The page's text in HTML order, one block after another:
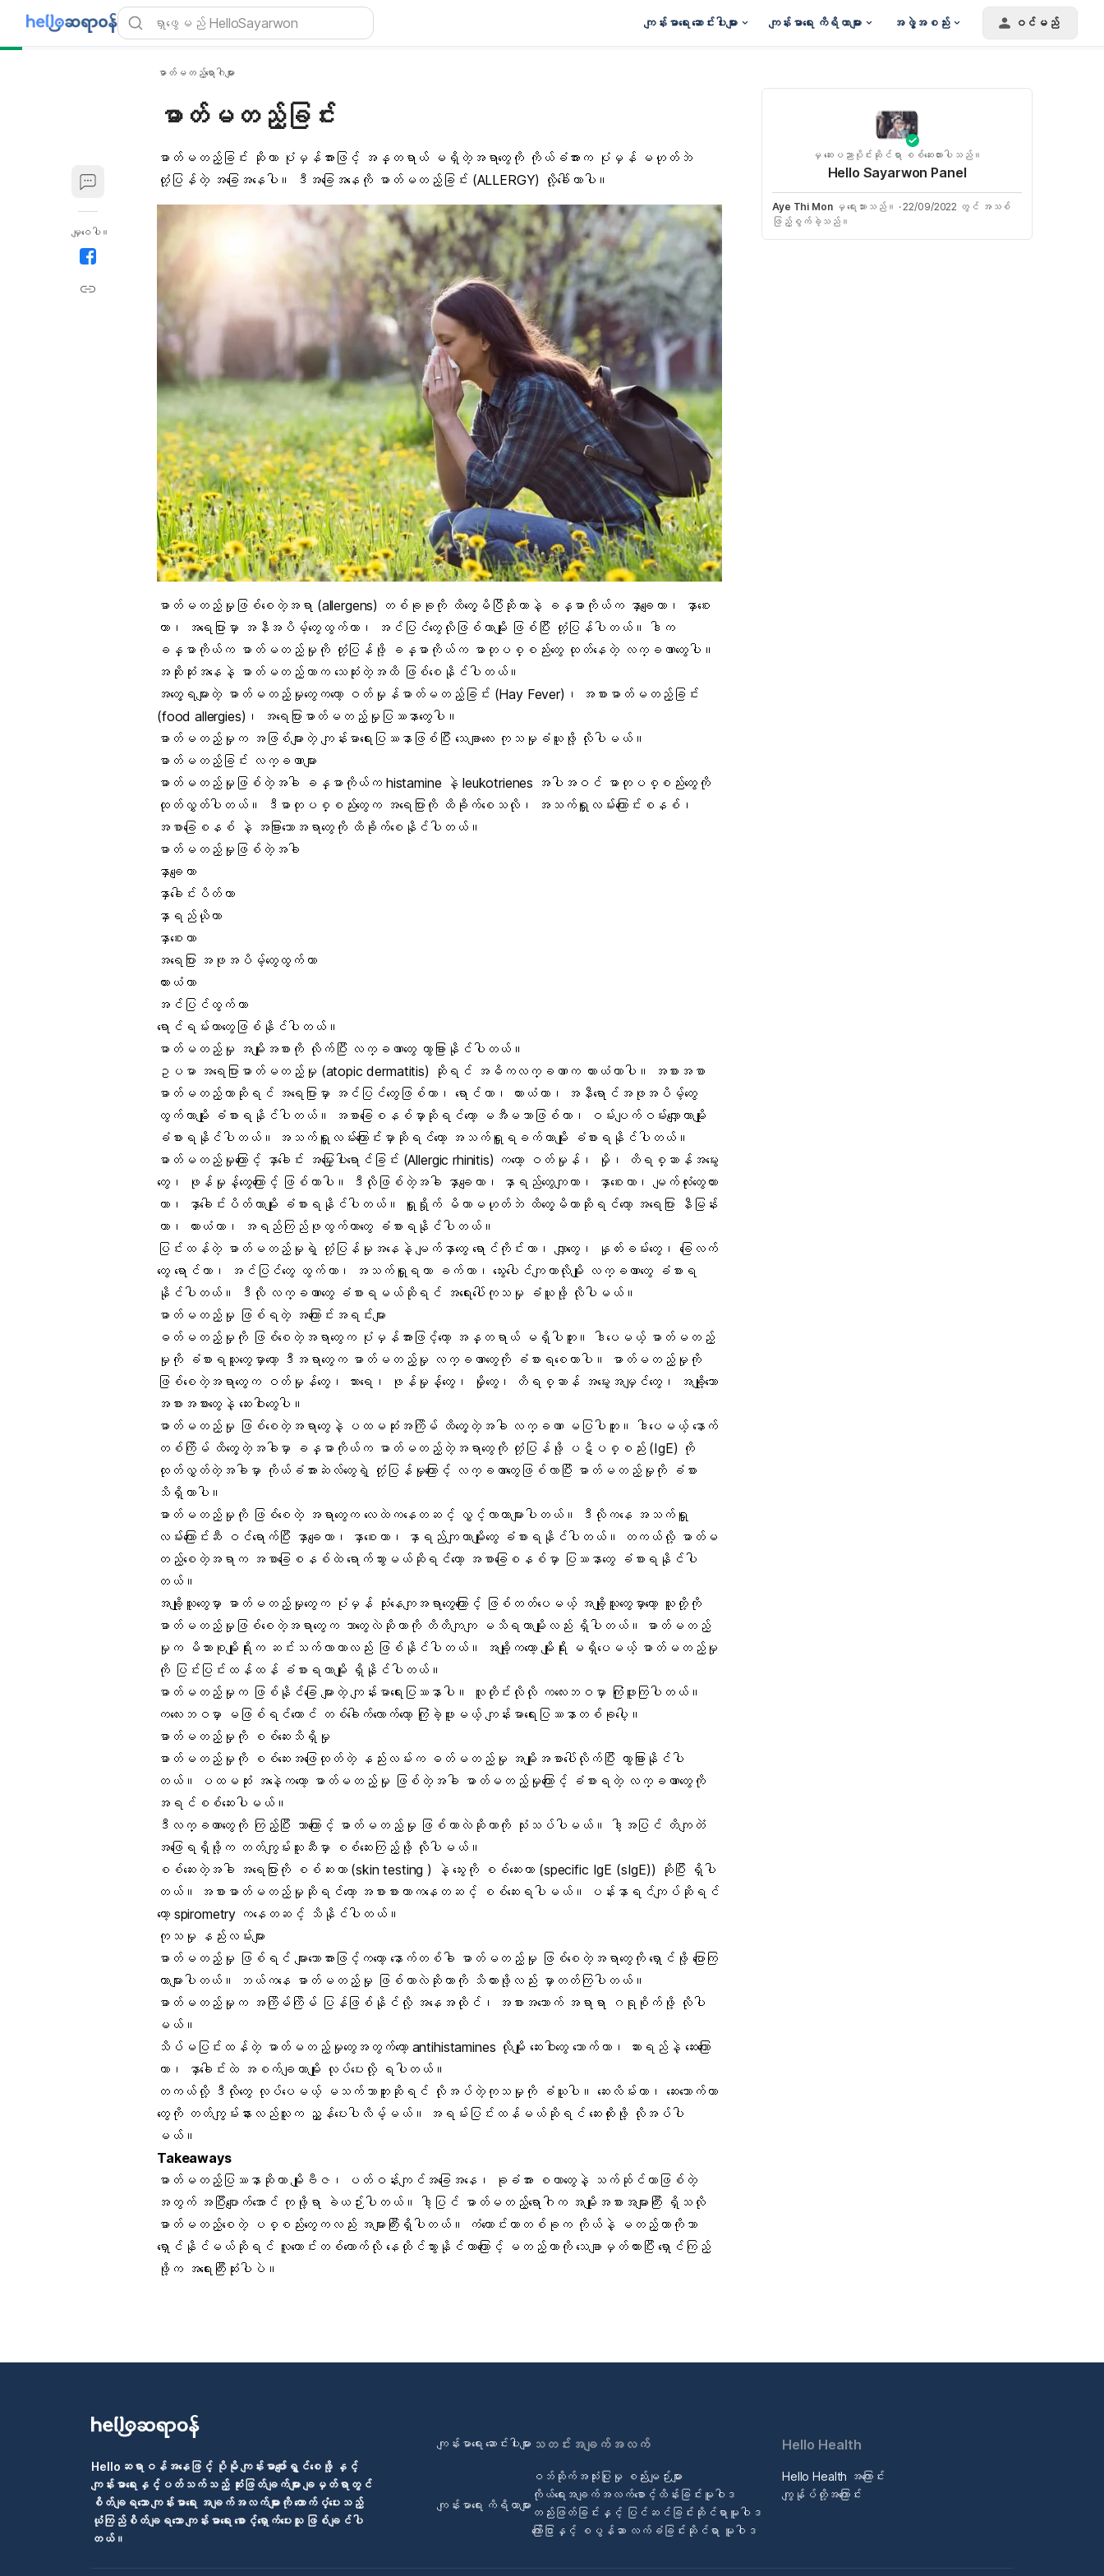
ကျန်းမာရေး ဆောင်းပါးများ ကျန်းမာရေး ကိရိယာများ အဖွဲ့အစည်း ဝင်မည်
မျှဝေပါ။
ဓာတ်မတည့်ရောဂါများ
ဓာတ်မတည့်ခြင်း
ဓာတ်မတည့်ခြင်း ဆိုတာ ပုံမှန်အားဖြင့် အန္တရာယ် မရှိတဲ့အရာတွေကို ကိုယ်ခံအားက ပုံမှန် မဟုတ်ဘဲ
တုံ့ပြန်တဲ့ အခြေအနေပါ။ ဒီအခြေအနေကို ဓာတ်မတည့်ခြင်း (ALLERGY) လို့ခေါ်တာပါ။
ဓာတ်မတည့်မှုဖြစ်စေတဲ့အရာ (allergens) တစ်ခုခုကို ထိတွေ့မိပြီဆိုတာနဲ့ ခန္ဓာကိုယ်က နှာချေတာ၊ နှာစေး
တာ၊
အရေပြား မှာ အနီအပိမ့်တွေထွက်တာ၊ အင်ပြင်တွေလိုဖြစ်တာမျိုး ဖြစ်ပြီး တုံ့ပြန်ပါတယ်။ ဒါက
ခန္ဓာကိုယ်က ဓာတ်မတည့်မှုကို တုံ့ပြန်ဖို့ ခန္ဓာကိုယ်က ဓာတုပစ္စည်းတွေ ထုတ်နေတဲ့ လက္ခဏာတွေပါ။
အဆိုးဆုံးအနေနဲ့ ဓာတ်မတည့်တာက သေဆုံးတဲ့အထိ ဖြစ်စေနိုင်ပါတယ်။
အတွေ့ရများတဲ့ ဓာတ်မတည့်မှုတွေကတော့ ဝတ်မှုန်ဓာတ်မတည့်ခြင်း (Hay Fever)၊ အစားဓာတ်မတည့်ခြင်း
(food allergies)၊ အရေပြားဓာတ်မတည့်မှုပြဿနာတွေပါ။
ဓာတ်မတည့်မှုက အဖြစ်များတဲ့ ကျန်းမာရေးပြဿနာ ဖြစ်ပြီး သေချာလေး ကုသမှုခံယူဖို့ လိုပါမယ်။
ဓာတ်မတည့်ခြင်း လက္ခဏာများ
ဓာတ်မတည့်မှုဖြစ်တဲ့အခါ ခန္ဓာကိုယ်က histamine နဲ့ leukotrienes အပါအဝင် ဓာတုပစ္စည်းတွေကို
ထုတ်လွှတ်ပါတယ်။ ဒီဓာတုပစ္စည်းတွေက အရေပြားကို ထိခိုက်စေသလို၊ အသက်ရှူလမ်းကြောင်းစနစ်၊
အစာခြေစနစ် နဲ့ အခြားသောအရာတွေကို ထိခိုက်စေနိုင်ပါတယ်။
ဓာတ်မတည့်မှုဖြစ်တဲ့အခါ
နှာချေတာ
နှာခေါင်းပိတ်တာ
နှာရည်ယိုတာ
နှာစေးတာ
အရေပြား အဖုအပိမ့်တွေထွက်တာ
ယားယံတာ
အင်ပြင်ထွက်တာ
ရောင်ရမ်းတာတွေဖြစ်နိုင်ပါတယ်။
ဓာတ်မတည့်မှု အမျိုးအစားကို လိုက်ပြီး လက္ခဏာတွေ ကွာခြားနိုင်ပါတယ်။
ဥပမာ အရေပြားဓာတ်မတည့်မှု (atopic dermatitis) ဆိုရင် အဓိကလက္ခဏာက ယားယံတာပါ။ အစားအစာ
ဓာတ်မတည့်တာဆိုရင် အရေပြားမှာ အင်ပြင်တွေဖြစ်တာ၊ ရောင်တာ၊ ယားယံတာ၊ အနီရောင်အဖုအပိမ့်တွေ
ထွက်တာမျိုး ခံစားရနိုင်ပါတယ်။ အစာခြေစနစ်မှာဆိုရင်တော့ မအီမသာဖြစ်တာ၊ ဝမ်းပျက်ဝမ်းလျှောတာမျိုး
ခံစားရနိုင်ပါတယ်။ အသက်ရှူလမ်း​ကြောင်းမှာဆိုရင်တော့ အသက်ရှူရခက်တာမျိုး ခံစားရနိုင်ပါတယ်။
ဓာတ်မတည့်မှုကြောင့် နှာခေါင်း အမြှေးပါးရောင်ခြင်း (Allergic rhinitis) ကတော့ ဝတ်မှုန်၊ မှို၊ တိရစ္ဆာန်အမွေး
တွေ၊ ဖုန်မှုန့်တွေကြောင့် ဖြစ်တာပါ။ ဒီလိုဖြစ်တဲ့အခါ နှာချေတာ၊ နှာရည်တွေကျတာ၊ နှာစေးတာ၊ မျက်လုံးတွေယား
တာ၊ နှာခေါင်းပိတ်တာမျိုး ခံစားရနိုင်ပါတယ်။ ရှူရှိုက် မိတာမဟုတ်ဘဲ ထိတွေ့မိတာဆိုရင်တော့ အရေပြား နီမြန်း
တာ၊ ယားယံတာ၊ အရည်​ကြည်ဖုထွက်တာတွေ ခံစားရနိုင်ပါတယ်။
ပြင်းထန်တဲ့ ဓာတ်မတည့်မှုရဲ့ တုံ့ပြန်မှုအနေနဲ့ မျက်နှာတွေ ရောင်ကိုင်းတာ၊ လျှာတွေ၊ နှုတ်းခမ်းတွေ၊ ခြေလက်
တွေ ရောင်တာ၊ အင်ပြင်တွေ ထွက်တာ၊ အသက်ရှူရတာ ခက်တာ၊ သွေးပေါင်ကျတာလိုမျိုး လက္ခဏာတွေ ခံစားရ
နိုင်ပါတယ်။ ဒီလို လက္ခဏာတွေ ခံစားရမယ်ဆိုရင် အရေးပေါ်ကုသမှု ခံယူဖို့ လိုပါမယ်။
ဓာတ်မတည့်မှု ဖြစ်ရတဲ့ အကြောင်းအရင်းများ
ဓတ်မတည့်မှုကို ဖြစ်စေတဲ့အရာတွေက ပုံမှန်အားဖြင့်တော့ အန္တရာယ် မရှိပါဘူး။ ဒါပေမယ့် ဓာတ်မတည့်
မှုကို ခံစားရသူတွေမှာတော့ ဒီအရာတွေက ဓာတ်မတည့်မှု လက္ခဏာတွေကို ခံစားရစေတာပါ။ ဓာတ်မတည့်မှုကို
ဖြစ်စေတဲ့အရာတွေက ဝတ်မှုန်တွေ၊ သားရေ၊ ဖုန်မှုန့်တွေ၊ မှိုတွေ၊ တိရစ္ဆာန် အမွေးအမျှင်တွေ၊ အချို့သော
အစားအစားတွေနဲ့ ဆေးဝါးတွေပါ။
ဓာတ်မတည့်မှု ဖြစ်စေတဲ့အရာတွေနဲ့ ပထမဆုံးအကြိမ် ထိတွေ့တဲ့အခါ လက္ခဏာ မပြပါဘူး။ ဒါပေမယ့် နောက်
တစ်ကြိမ် ထိတွေ့တဲ့အခါမှာ ခန္ဓာကိုယ်က ဓာတ်မတည့်တဲ့အရာတွေကို တုံ့ပြန်ဖို့ ပဋိပစ္စည်း (IgE) ကို
ထုတ်လွှတ်တဲ့အခါမှာ ကိုယ်ခံအားဆဲလ်တွေရဲ့ တုံ့ပြန်မှုကြောင့် လက္ခဏာတွေဖြစ်လာပြီး ဓာတ်မတည့်မှုကို ခံစား
သိရှိတာပါ။
ဓာတ်မတည့်မှုကို ဖြစ်စေတဲ့ အရာတွေက လေထဲကနေတဆင့် လွှင့်လာတာများပါတယ်။ ဒီလိုကနေ အသက်ရှူ
လမ်းကြောင်း ဆီ ဝင်ရောက်ပြီး နှာချေတာ၊ နှာစေးတာ၊ နှာရည်ကျတာမျိုးတွေ ခံစားရနိုင်ပါတယ်။ တကယ်လို့ ဓာတ်မ
တည့်စေတဲ့အရာက အစာခြေစနစ်ထဲ ရောက်သွားမယ်ဆိုရင်တော့ အစာ​ခြေစနစ်မှာ ပြဿနာတွေ ခံစားရနိုင်ပါ
တယ်။
အချို့သူတွေမှာ ဓာတ်မတည့်မှုတွေက ပုံမှန် သုံးနေကျအရာတွေကြောင့် ဖြစ်တတ်ပေမယ့် အချို့သူတွေမှာတော့ သူတို့ကို
ဓာတ်မတည့်မှုဖြစ်စေတဲ့အရာတွေက ဘာတွေလဲဆိုတာကို တိတိကျကျ မသိရတာမျိုးလည်း ရှိပါတယ်။ ဓာတ်မတည့်
မှုက မိသားစုမျိုးရိုးက ဆင်းသက်လာတာလည်း ဖြစ်နိုင်ပါတယ်။ အချို့ကတော့ မျိုးရိုး မရှိပေမယ့် ဓာတ်မတည့်မှု
ကို ပြင်းပြင်းထန်ထန် ခံစားရတာမျိုး ရှိနိုင်ပါတယ်။
ဓာတ်မတည့်မှုက ဖြစ်နိုင်ခြေ များတဲ့ ကျန်းမာရေးပြဿနာပါ။ လူတိုင်းလိုလို ကလေးဘဝမှာ ကြုံဖူးကြပါတယ်။
ကလေးဘဝမှာ မဖြစ်ရင်တောင် တစ်ခေါက်လောက်တော့ ကြုံခဲ့ဖူးမယ့် ကျန်းမာရေးပြဿနာတစ်ခုပေါ့။
ဓာတ်မတည့်မှုကို စစ်ဆေးသိရှိမှု
ဓာတ်မတည့်မှုကို စစ်ဆေးအဖြေထုတ်တဲ့ နည်းလမ်းက ဓတ်မတည့်မှု အမျိုးအစာပေါ်လိုက်ပြီး ကွာခြားနိုင်ပါ
တယ်။ ပထမဆုံး အနေဲ့ကတော့ ဓာတ်မတည့်မှု ဖြစ်တဲ့အခါ ဓာတ်မတည့်မှုကြောင့် ခံစားရတဲ့ လက္ခဏာတွေကို
အရင်စစ်ဆေးပါမယ်။
ဒီလက္ခဏာတွေကို ကြည့်ပြီး ဘာကြောင့် ဓာတ်မတည့်မှု ဖြစ်တာလဲဆိုတာကို သုံးသပ်ပါမယ်။ ဒါ့အပြင် တိကျတဲံ
အဖြေရရှိဖို့က တတ်ကျွမ်းသူဆီမှာ စစ်ဆေးကြည့်ဖို့ လိုပါမယ်။
စစ်ဆေးတဲ့အခါ အရေပြားကို စစ်ဆးတာ (skin testing ) နဲ့ သွေးကို စစ်ဆေးတာ (specific IgE (sIgE)) ဆိုပြီး ရှိပါ
တယ်။ အစားဓာတ်မတည့်မှုဆိုရင်တော့ အစားစားတာကနေတဆင့် စစ်ဆေးရပါမယ်။
ပန်းနာရင်ကျပ် ဆိုရင်
တော့ spirometry ကနေတဆင့် သိနိုင်ပါတယ်။
ကုသမှု နည်းလမ်းများ
ဓာတ်မတည့်မှု ဖြစ်ရင် များသောအားဖြင့်ကတော့ နောက်တစ်ခါ ဓာတ်မတည့်မှု ဖြစ်စေတဲ့အရာတွေကို ရှောင်ဖို့ ပြောကြ
တာများပါတယ်။ ဘယ်ကနေ ဓာတ်မတည့်မှု ဖြစ်တာလဲဆိုတာကို သိထားဖို့လည်း မှာတတ်ကြပါတယ်။
ဓာတ်မတည့်မှုက အကြိမ်ကြိမ် ပြန်ဖြစ်နိုင်လို့ အနေအထိုင်၊ အစားအသောက် အရာရာ ဂရုစိုက်ဖို့ လိုပါ
မယ်။
သိပ်မပြင်းထန်တဲ့ ဓာတ်မတည့်မှုတွေအတွက်တော့ antihistamines လိုမျိုး ဆေးဝါးတွေ သောက်တာ၊ ဆားရည်နဲ့ ဆေးကြော
တာ၊ နှာခေါင်းထဲ အစက်ချတာမျိုး လုပ်ပေးလို့ ရပါတယ်။
တကယ်လို့ ဒီလိုတွေ လုပ်ပေမယ့် မသက်သာဘူးဆိုရင် လိုအပ်တဲ့ကုသမှုကို ခံယူပါ။ ဆေးလိမ်းတာ၊ ဆေးသောက်တာ
တွေကို တတ်ကျွမ်းနားလည်သူက ညွှန်ပေးပါလိမ့်မယ်။ အရမ်းပြင်းထန်မယ်ဆိုရင် ဆေးထိုးဖို့ လိုအပ်ပါ
မယ်။
Takeaways
ဓာတ်မတည့်ပြဿနာဆိုတာ မျိုးဗီဇ၊ ပတ်ဝန်းကျင်အခြေအနေ၊ ခုခံအား စတာတွေနဲ့ သက်ဆ်ုင်တာဖြစ်တဲ့
အတွက် အပြီးပျောက်အောင် ကုဖို့ရာ ခဲယဉ်းပါတယ်။ ဒါ့ပြင် ဓာတ်မတည့်ရောဂါက အမျိုးအစားအများကြီး ရှိသလို
ဓာတ်မတည့်စေတဲ့ ပစ္စည်းတွေကလည်း အများကြီးရှိပါတယ်။ ကံကောင်းတာတစ်ခုက ကိုယ်နဲ့ မတည့်တာကိုသာ
ရှောင်နိုင်မယ်ဆိုရင် လူကောင်းတစ်ယောက်လို နေထိုင်သွားနိုင်တာကြောင့် မတည့်တာကို သေချာမှတ်ထားပြီး ရှောင်ကြည့်
ဖို့က အရေးကြီးဆုံးပါပဲ။
မှ ဆေးပညာပိုင်းဆိုင်ရာ စစ်ဆေးထားပါသည်။
Hello Sayarwon Panel
Aye Thi Monမှ ရေးသားသည်။ ·22/09/2022 တွင် အသစ်
ဖြည့်စွက်ခဲ့သည်။
Helloဆရာဝန်အနေဖြင့် ပိုမို ကျန်းမာပျော်ရွှင်စေဖို့ နှင့်
ကျန်းမာရေးနှင့်ပတ်သက်သည့် ဆုံးဖြတ်ချက်များ ချမှတ်ရာတွင်
စိတ်ချရသော ကျန်းမာရေး အချက်အလက်များကို ထောက်ပံ့ပေးသည့်
ယုံကြည်စိတ်ချရသော ကျန်းမာရေး စောင့်ရှောက်ပေးသူ ဖြစ်ချင်ပါ
တယ်။
ကျန်းမာရေး ဆောင်းပါးများ
ကျန်းမာရေး ကိရိယာများ
သတင်းအချက်အလက်
ဝဘ်ဆိုက်အသုံးပြုမှု စည်းမျဉ်းများ
ကိုယ်ရေးအချက်အလက်စောင့်ထိန်းခြင်းမူဝါဒ
တည်းဖြတ်ခြင်းနှင့် ပြင်ဆင်ခြင်းဆိုင်ရာမူဝါဒ
ကြော်ငြာနှင့် စပွန်ဆာ လက်ခံခြင်းဆိုင်ရာ မူဝါဒ
Hello Health
Hello Health အကြောင်း
ကျွန်ုပ်တို့အကြောင်း